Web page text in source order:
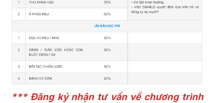
*** Đăng ký nhận tư vấn về chương trình